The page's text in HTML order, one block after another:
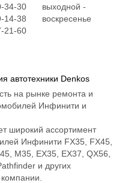
34-30
14-38
21-60
выходной -
воскресенье
автотехники Denkos
на рынке ремонта и
Инфинити и
широкий ассортимент
Инфинити FX35, FX45,
M35, EX35, EX37, QX56,
и других